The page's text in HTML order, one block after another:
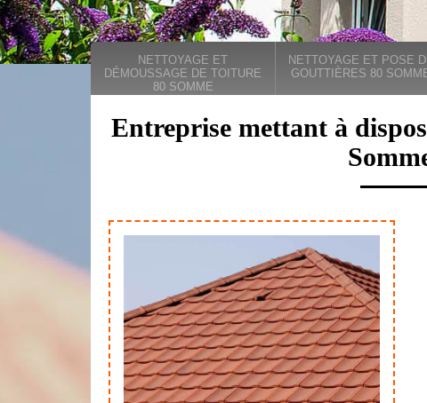
NETTOYAGE ET
DÉMOUSSAGE DE TOITURE
80 SOMME
NETTOYAGE ET POSE
GOUTTIÈRES 80
Entreprise mettant à